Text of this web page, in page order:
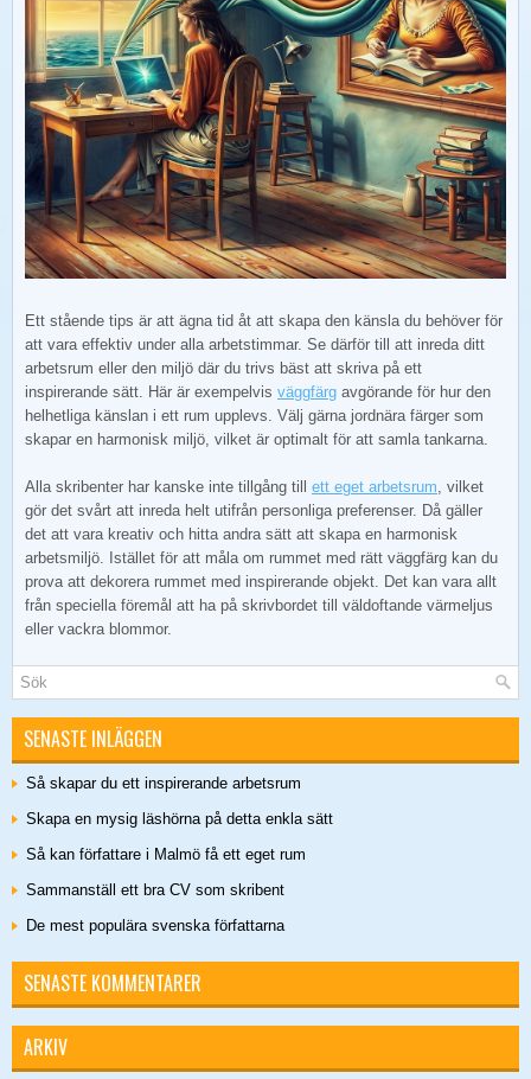
Ett stående tips är att ägna tid åt att skapa den känsla du behöver för
att vara effektiv under alla arbetstimmar. Se därför till att inreda ditt
arbetsrum eller den miljö där du trivs bäst att skriva på ett
inspirerande sätt. Här är exempelvis väggfärg avgörande för hur den
helhetliga känslan i ett rum upplevs. Välj gärna jordnära färger som
skapar en harmonisk miljö, vilket är optimalt för att samla tankarna.
Alla skribenter har kanske inte tillgång till ett eget arbetsrum , vilket
gör det svårt att inreda helt utifrån personliga preferenser. Då gäller
det att vara kreativ och hitta andra sätt att skapa en harmonisk
arbetsmiljö. Istället för att måla om rummet med rätt väggfärg kan du
prova att dekorera rummet med inspirerande objekt. Det kan vara allt
från speciella föremål att ha på skrivbordet till väldoftande värmeljus
eller vackra blommor.
SENASTE INLÄGGEN
Så skapar du ett inspirerande arbetsrum
Skapa en mysig läshörna på detta enkla sätt
Så kan författare i Malmö få ett eget rum
Sammanställ ett bra CV som skribent
De mest populära svenska författarna
SENASTE KOMMENTARER
ARKIV